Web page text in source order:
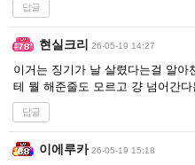
답글
현실크리 26-05-19 14:27
이거는 징기가 날 살렸다는걸 알
테 뭘 해준줄도 모르고 걍 넘어간
답글
이에루카 26-05-19 15:18